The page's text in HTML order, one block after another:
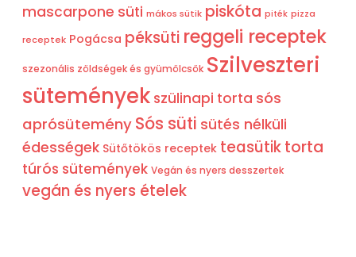
mascarpone süti mákos sütik piskóta piték pizza
receptek Pogácsa péksüti reggeli receptek
szezonális zöldségek és gyümölcsök Szilveszteri
sütemények szülinapi torta sós
aprósütemény Sós süti sütés nélküli
édességek Sütőtökös receptek teasütiktorta
túrós sütemények Vegán és nyers desszertek
vegán és nyers ételek